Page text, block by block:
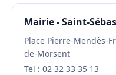
Mairie - Saint-
Place Pierre-Mendès-
de-Morsent
Tel : 02 32 33 35 13